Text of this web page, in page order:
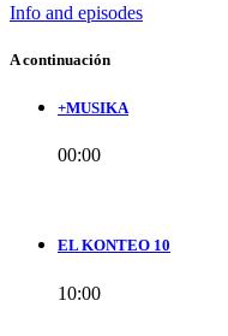
Info and episodes
A continuación
+MUSIKA
00:00
EL KONTEO 10
10:00